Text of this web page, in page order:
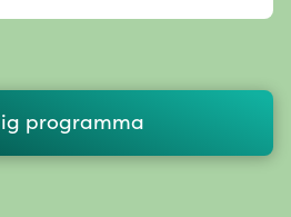
programma